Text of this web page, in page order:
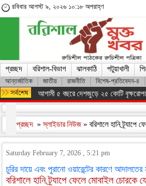
রবিবার আগস্ট ৯, ২০২৬ ১০:১৮ অপরাহ্ণ
প্রচ্ছদ বরিশাল-বিভাগ ঝালকাঠি পটুয়াখালী
আন্তর্জাতিক জাতীয় রাজনীতি বিশেষ-প্রতিবেদন-৪
আগামী ৫ বছরে দেশজুড়ে ২৫ কোটি
প্রচ্ছদ »স্লাইডার নিউজ » বরিশালে হানি
Saturday February 7, 2026 , 5:21 pm
চুরির দায়ে এবং পুরানো ওয়ারেন্টের কারণে আদালতের
বরিশালে হানি ট্র্যাপে ফেলে মোবাইল